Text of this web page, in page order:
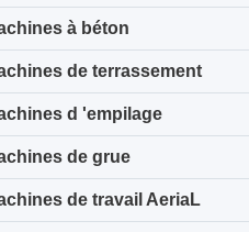
à béton
de terrassement
d 'empilage
de grue
de travail AeriaL